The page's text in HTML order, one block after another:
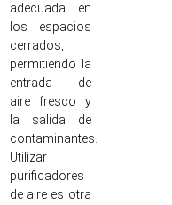
adecuada en
los espacios
cerrados,
permitiendo la
entrada de
aire fresco y
la salida de
contaminantes.
Utilizar
purificadores
de aire es otra